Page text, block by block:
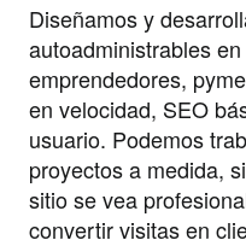
Diseñamos y
autoadministrables
emprendedores,
en velocidad, SEO
usuario. Podemos
proyectos a medida,
sitio se vea
convertir visitas en